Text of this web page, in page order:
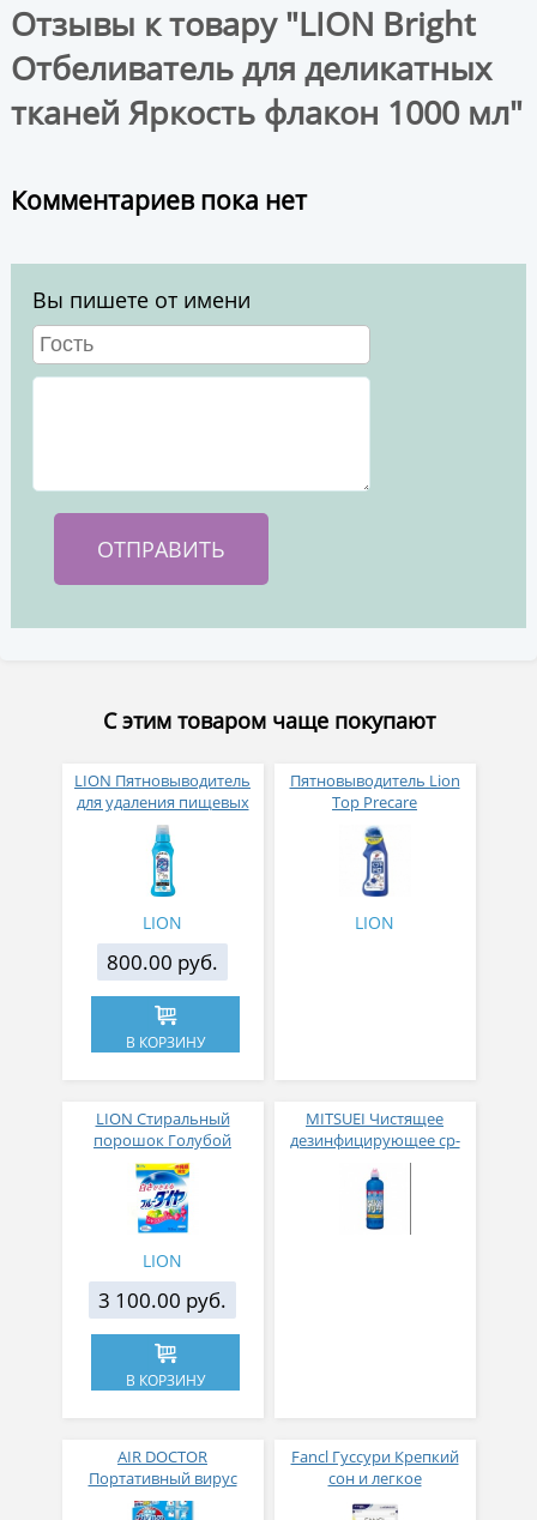
Отзывы к товару "LION Bright
Отбеливатель для деликатных
тканей Яркость флакон 1000 мл"
Комментариев пока нет
Вы пишете от имени
С этим товаром чаще покупают
LION Пятновыводитель
для удаления пищевых
пятен перед стиркой (с
рифлёной крышкой)
160г
LION
800.00 руб.
В КОРЗИНУ
Пятновыводитель Lion
Top Precare
предварительная
обработка глубоких
пятен с крышкой-
щеткой 220 мл
LION
LION Стиральный
порошок Голубой
бриллиант концентрат /
отбеливающий 3,2 кг
LION
3 100.00 руб.
В КОРЗИНУ
MITSUEI Чистящее
дезинфицирующее ср-
во для туалета 500мл
AIR DOCTOR
Портативный вирус
блокер с клипсой
Fancl Гуссури Крепкий
сон и легкое
пробуждение № 150